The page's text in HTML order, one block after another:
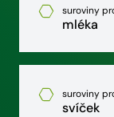
suroviny
mléka
suroviny
svíček